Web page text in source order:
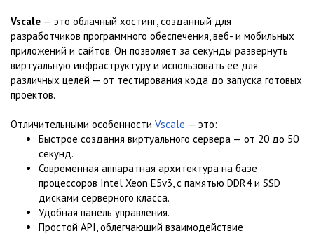
Vscale — это облачный хостинг, созданный для
разработчиков программного обеспечения, веб- и мобильных
приложений и сайтов. Он позволяет за секунды развернуть
виртуальную инфраструктуру и использовать ее для
различных целей — от тестирования кода до запуска готовых
проектов.
Отличительными особенности Vscale — это:
Быстрое создания виртуального сервера — от 20 до 50
секунд.
Современная аппаратная архитектура на базе
процессоров Intel Xeon E5v3, с памятью DDR4 и SSD
дисками серверного класса.
Удобная панель управления.
Простой API, облегчающий взаимодействие